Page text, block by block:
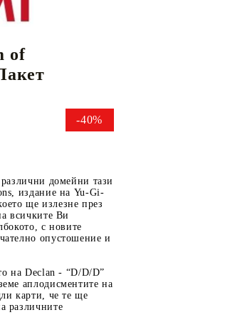
LEAGUE OF LEGENDS
GUNDAM CARD GAME
of
-40%
домейни тази
издание на Yu-Gi-
ще излезне през
всичките Ви
с новите
опустошение и
на Declan - “D/D/D”
аплодисментите на
карти, че те ще
различните